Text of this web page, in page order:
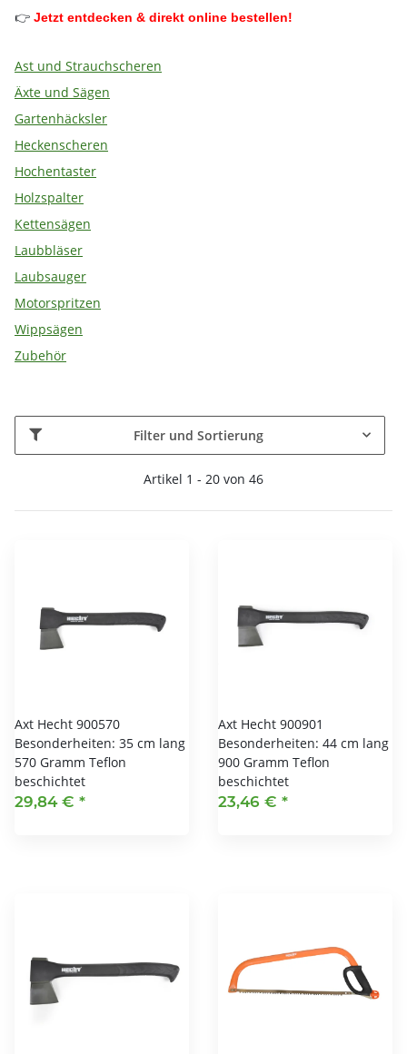
👉 Jetzt entdecken & direkt online bestellen!
Ast und Strauchscheren
Äxte und Sägen
Gartenhäcksler
Heckenscheren
Hochentaster
Holzspalter
Kettensägen
Laubbläser
Laubsauger
Motorspritzen
Wippsägen
Zubehör
Filter und Sortierung
Artikel 1 - 20 von 46
Axt Hecht 900570
Besonderheiten: 35 cm lang
570 Gramm Teflon
beschichtet
29,84 € *
Axt Hecht 900901
Besonderheiten: 44 cm lang
900 Gramm Teflon
beschichtet
23,46 € *